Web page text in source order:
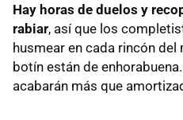
Hay horas de duelos y
rabiar, así que los
husmear en cada rincón
botín están de
acabarán más que